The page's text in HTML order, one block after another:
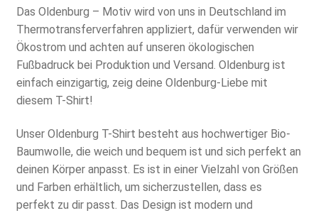
Das Oldenburg – Motiv wird von uns in Deutschland im
Thermotransferverfahren appliziert, dafür verwenden wir
Ökostrom und achten auf unseren ökologischen
Fußbadruck bei Produktion und Versand. Oldenburg ist
einfach einzigartig, zeig deine Oldenburg-Liebe mit
diesem T-Shirt!
Unser Oldenburg T-Shirt besteht aus hochwertiger Bio-
Baumwolle, die weich und bequem ist und sich perfekt an
deinen Körper anpasst. Es ist in einer Vielzahl von Größen
und Farben erhältlich, um sicherzustellen, dass es
perfekt zu dir passt. Das Design ist modern und